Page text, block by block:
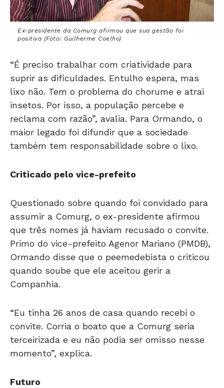
Ex-presidente da Comurg afirmou que sua gestão foi
positiva (Foto: Guilherme Coelho)
“É preciso trabalhar com criatividade para
suprir as dificuldades. Entulho espera, mas
lixo não. Tem o problema do chorume e atrai
insetos. Por isso, a população percebe e
reclama com razão”, avalia. Para Ormando, o
maior legado foi difundir que a sociedade
também tem responsabilidade sobre o lixo.
Criticado pelo vice-prefeito
Questionado sobre quando foi convidado para
assumir a Comurg, o ex-presidente afirmou
que três nomes já haviam recusado o convite.
Primo do vice-prefeito Agenor Mariano (PMDB),
Ormando disse que o peemedebista o criticou
quando soube que ele aceitou gerir a
Companhia.
“Eu tinha 26 anos de casa quando recebi o
convite. Corria o boato que a Comurg seria
terceirizada e eu não podia ser omisso nesse
momento”, explica.
Futuro